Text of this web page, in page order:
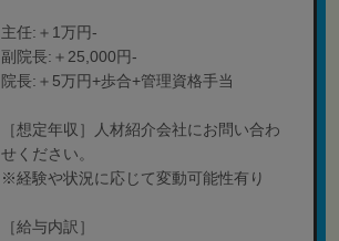
主任:＋1万円-
副院長:＋25,000円-
院長:＋5万円+歩合+管理資格手当
［想定年収］人材紹介会社にお問い合わ
せください。
※経験や状況に応じて変動可能性有り
［給与内訳］